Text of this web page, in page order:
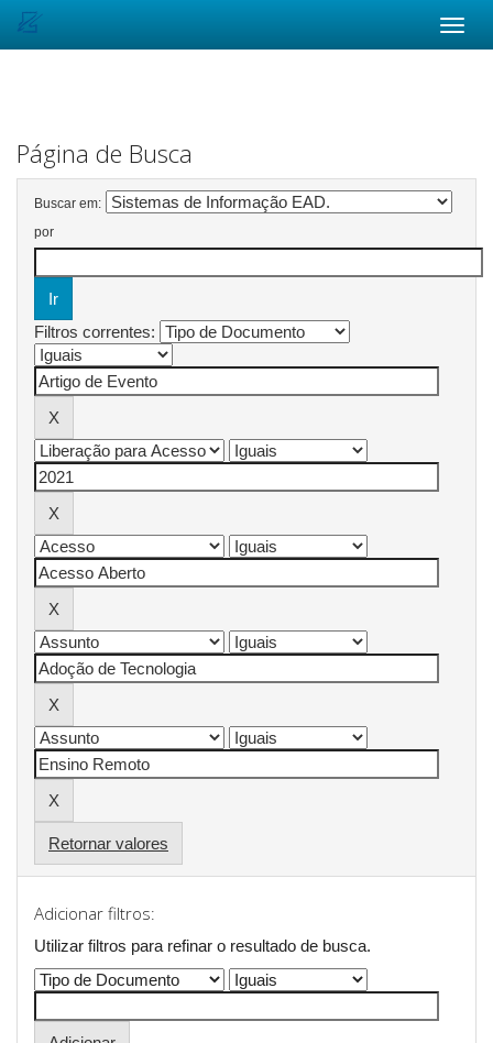
Página de Busca
Buscar em:
por
Filtros correntes:
Retornar valores
Adicionar filtros:
Utilizar filtros para refinar o resultado de busca.